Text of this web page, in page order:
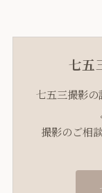
七五
七五三撮影
撮影のご相